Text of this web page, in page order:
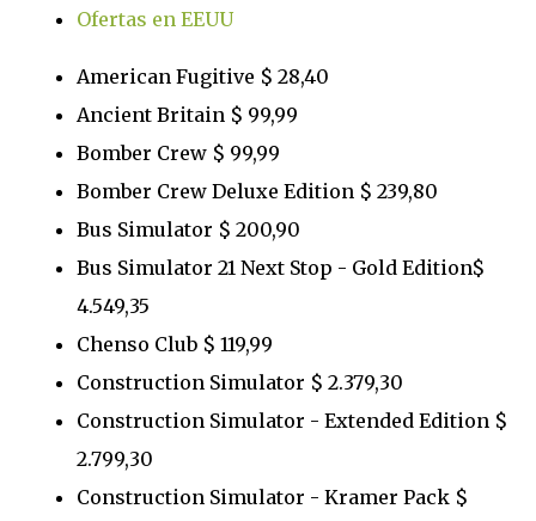
Ofertas en EEUU
American Fugitive $ 28,40
Ancient Britain $ 99,99
Bomber Crew $ 99,99
Bomber Crew Deluxe Edition $ 239,80
Bus Simulator $ 200,90
Bus Simulator 21 Next Stop - Gold Edition$
4.549,35
Chenso Club $ 119,99
Construction Simulator $ 2.379,30
Construction Simulator - Extended Edition $
2.799,30
Construction Simulator - Kramer Pack $